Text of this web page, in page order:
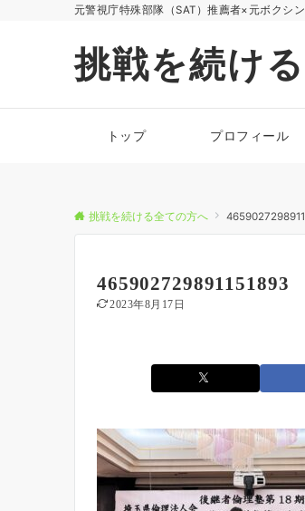
元警視庁特殊部隊（SAT）推薦者×元ボクシ
挑戦を続け
トップ プロフィール
挑戦を続ける全ての方へ
465902729891151893
2023年8月17日